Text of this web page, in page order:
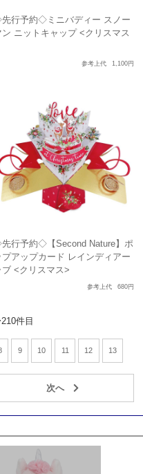
行予約◇ミニバディー スノー
ン ニットキャップ <クリスマス
参考上代 1,100円
行予約◇【Second Nature】ポ
プアップカード レインディアー
ブ <クリスマス>
参考上代 680円
件目
9 10 11 12 13